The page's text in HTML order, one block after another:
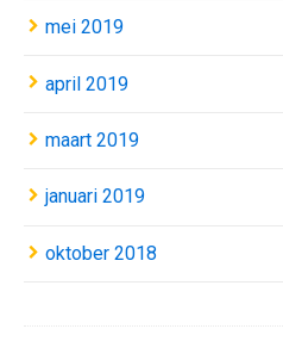
mei 2019
april 2019
maart 2019
januari 2019
oktober 2018